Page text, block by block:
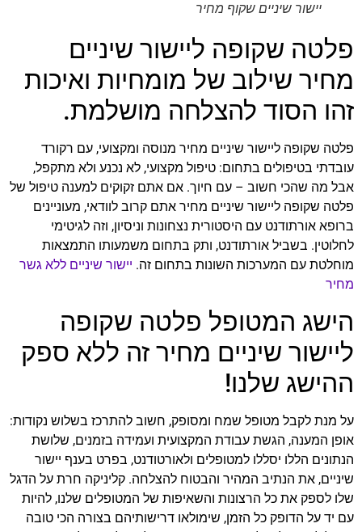
יישור שיניים שקוף מחיר
פלטה שקופה ליישור שיניים
מחיר שילוב של מומחיות ואיכות
זהו הסוד להצלחה מושלמת.
פלטה שקופה ליישור שיניים מחיר מנוסה ומקצועי, עם רקורד
עובדתי בטיפולים בתחום: טיפול מקצועי, לא נכנע ולא מתקפל,
אבל מה שהכי חשוב – עם חיוך. אם אתם זקוקים למענה טיפול של
פלטה שקופה ליישור שיניים מחיר אתם קרוב לוודאי, מעוניינים
ברופא אורתודנט עם היסטורית נצחונות וניסיון, וזה לגיטימי
לחלוטין. בשביל אורתודנט, ותק בתחום משמעותו התמצאות
מוחלטת עם המערכות השונות בתחום זה. יישור שיניים ללא גשר
מחיר
הישג המטופל פלטה שקופה
ליישור שיניים מחיר זה ללא ספק
ההישג שלנו!
על מנת לקבל מטופל שמח ומסופק, חשוב להתרכז בשלוש נקודות:
אופן המענה, הגשת עבודת המקצועית ועמידה בזמנים, שלושת
הנתונים הללו יסללו למטופלים ולאורטודנט, בפרט בענף יישור
שיניים, את הנתיב המהיר והבטוח להצלחה. קליניקה חרת על הדגל
שלו לספק את כל הרצונות והשאיפות של המטופלים שלנו, להיות
עם יד על הדופק כל הזמן, שימולאו דרישותיהם בצורה הכי טובה